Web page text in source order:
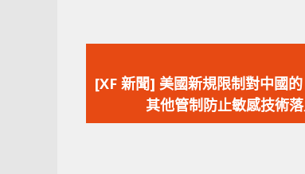
一
篇
文
[XF 新聞] 美國新規限制對中國
其他管制防止敏感技術